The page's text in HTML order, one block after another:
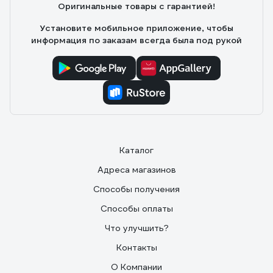
Оригинальные товары с гарантией!
Установите мобильное приложение, чтобы
информация по заказам всегда была под рукой
Каталог
Адреса магазинов
Способы получения
Способы оплаты
Что улучшить?
Контакты
О Компании